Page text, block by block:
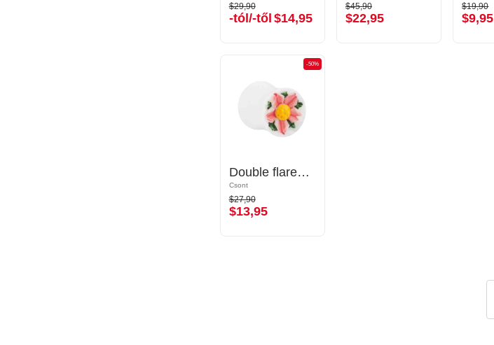
-tól/-től$14,95
$29,90
-tól/-től $14,95 $22,95
$45,90
$22,95 $9,95
$19,90
$9,95
-50%
Double flared plug (bone) val vel Virág dizájn
Csont
$27,90
$13,95
-50%
Double flared plug (bone) val vel Virág dizájn
Csont
$27,90
$13,95